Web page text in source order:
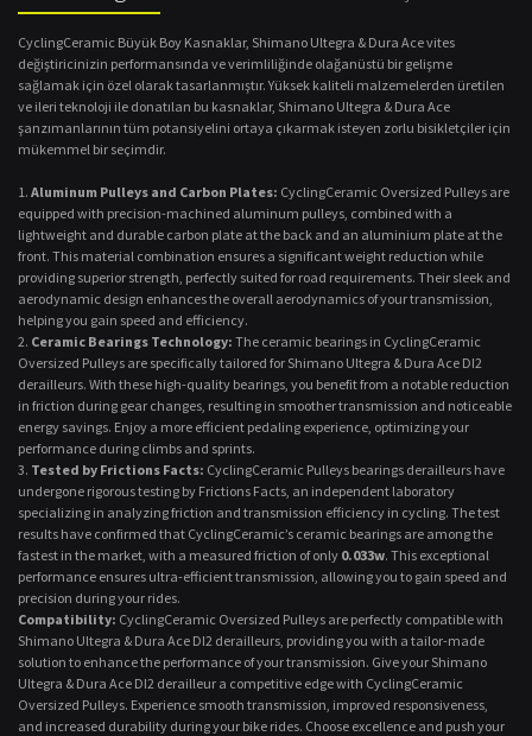
CyclingCeramic Büyük Boy Kasnaklar, Shimano Ultegra & Dura Ace vites
değiştiricinizin performansında ve verimliliğinde olağanüstü bir gelişme
sağlamak için özel olarak tasarlanmıştır. Yüksek kaliteli malzemelerden üretilen
ve ileri teknoloji ile donatılan bu kasnaklar, Shimano Ultegra & Dura Ace
şanzımanlarının tüm potansiyelini ortaya çıkarmak isteyen zorlu bisikletçiler için
mükemmel bir seçimdir.
Aluminum Pulleys and Carbon Plates: CyclingCeramic Oversized Pulleys are
equipped with precision-machined aluminum pulleys, combined with a
lightweight and durable carbon plate at the back and an aluminium plate at the
front. This material combination ensures a significant weight reduction while
providing superior strength, perfectly suited for road requirements. Their sleek and
aerodynamic design enhances the overall aerodynamics of your transmission,
helping you gain speed and efficiency.
Ceramic Bearings Technology: The ceramic bearings in CyclingCeramic
Oversized Pulleys are specifically tailored for Shimano Ultegra & Dura Ace DI2
derailleurs. With these high-quality bearings, you benefit from a notable reduction
in friction during gear changes, resulting in smoother transmission and noticeable
energy savings. Enjoy a more efficient pedaling experience, optimizing your
performance during climbs and sprints.
Tested by Frictions Facts: CyclingCeramic Pulleys bearings derailleurs have
undergone rigorous testing by Frictions Facts, an independent laboratory
specializing in analyzing friction and transmission efficiency in cycling. The test
results have confirmed that CyclingCeramic’s ceramic bearings are among the
fastest in the market, with a measured friction of only 0.033w. This exceptional
performance ensures ultra-efficient transmission, allowing you to gain speed and
precision during your rides.
Compatibility: CyclingCeramic Oversized Pulleys are perfectly compatible with
Shimano Ultegra & Dura Ace DI2 derailleurs, providing you with a tailor-made
solution to enhance the performance of your transmission. Give your Shimano
Ultegra & Dura Ace DI2 derailleur a competitive edge with CyclingCeramic
Oversized Pulleys. Experience smooth transmission, improved responsiveness,
and increased durability during your bike rides. Choose excellence and push your